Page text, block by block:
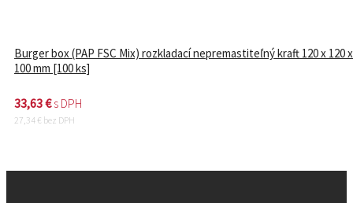
Burger box (PAP FSC Mix) rozkladací nepremastiteľný kraft 120 x 120 x
100 mm [100 ks]
33,63€s DPH
27,34 € bez DPH